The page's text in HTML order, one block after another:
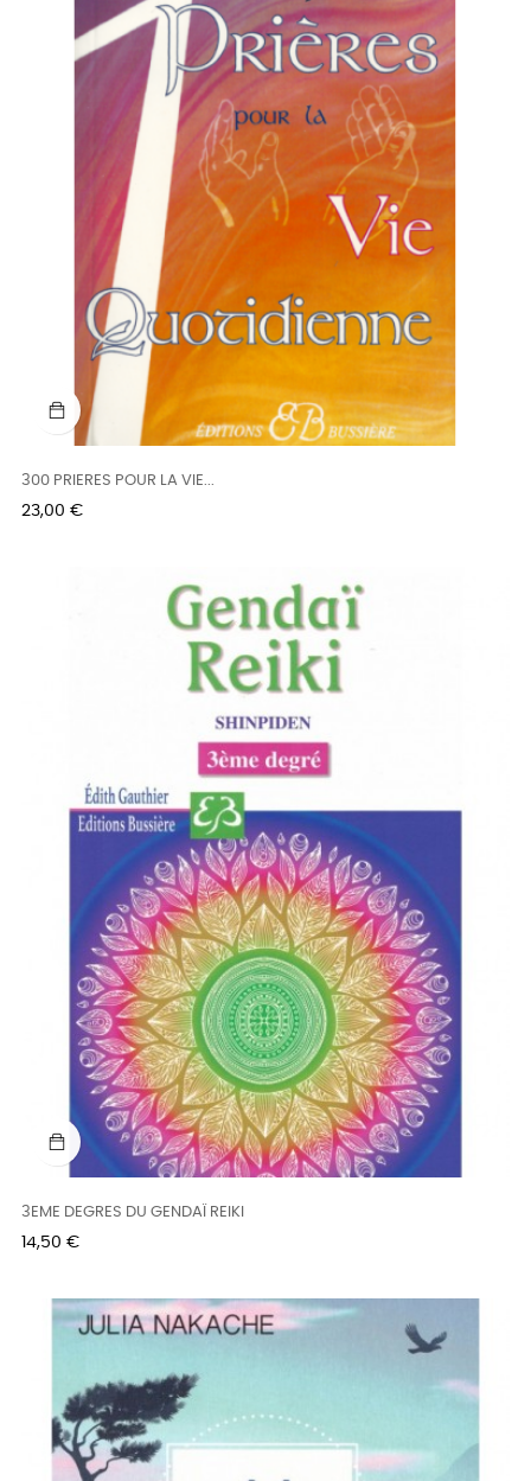
300 PRIERES POUR LA VIE...
Prix
23,00 €
3EME DEGRES DU GENDAÏ REIKI
Prix
14,50 €